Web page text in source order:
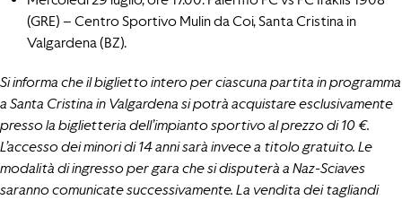
(GRE) – Centro Sportivo Mulin da Coi, Santa Cristina in
Valgardena (BZ).
Si informa che il biglietto intero per ciascuna partita in programma
a Santa Cristina in Valgardena si potrà acquistare esclusivamente
presso la biglietteria dell’impianto sportivo al prezzo di 10 €.
L’accesso dei minori di 14 anni sarà invece a titolo gratuito. Le
modalità di ingresso per gara che si disputerà a Naz-Sciaves
saranno comunicate successivamente. La vendita dei tagliandi